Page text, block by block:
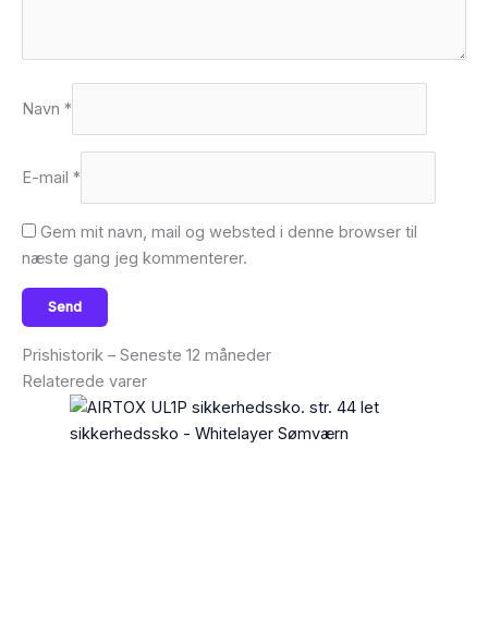
Navn *
E-mail *
Gem mit navn, mail og websted i denne browser til
næste gang jeg kommenterer.
Prishistorik – Seneste 12 måneder
Relaterede varer